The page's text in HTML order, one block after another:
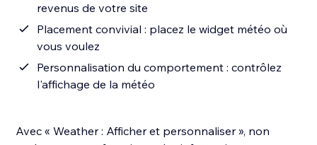
revenus de votre site
Placement convivial : placez le widget météo où
vous voulez
Personnalisation du comportement : contrôlez
l'affichage de la météo
Avec « Weather : Afficher et personnaliser », non